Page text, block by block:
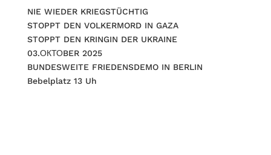
NIE WIEDER KRIEGSTÜCHTIG
STOPPT DEN VOLKERMORD IN GAZA
STOPPT DEN KRINGIN DER UKRAINE
03.ОКТОBER 2025
BUNDESWEITE FRIEDENSDEMO IN BERLIN
Bebelplatz 13 Uh